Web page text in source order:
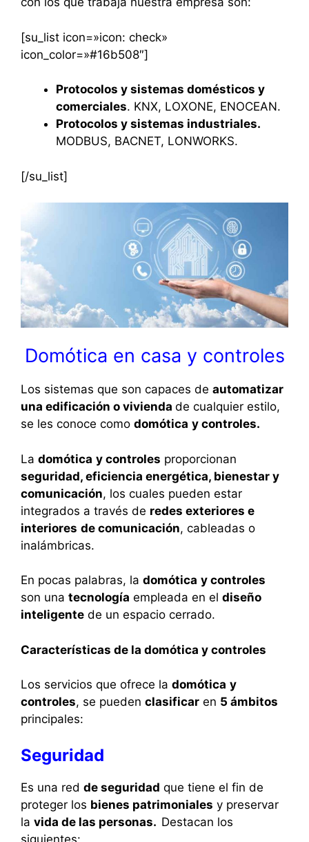
[su_list icon=»icon: check»
icon_color=»#16b508″]
Protocolos y sistemas domésticos y
comerciales. KNX, LOXONE, ENOCEAN.
Protocolos y sistemas industriales.
MODBUS, BACNET, LONWORKS.
[/su_list]
Domótica en casa y controles
Los sistemas que son capaces de automatizar
una edificación o vivienda de cualquier estilo,
se les conoce como domótica y controles.
La domótica y controles proporcionan
seguridad, eficiencia energética, bienestar y
comunicación, los cuales pueden estar
integrados a través de redes exteriores e
interiores de comunicación, cableadas o
inalámbricas.
En pocas palabras, la domótica y controles
son una tecnología empleada en el diseño
inteligente de un espacio cerrado.
Características de la domótica y controles
Los servicios que ofrece la domótica y
controles, se pueden clasificar en 5 ámbitos
principales:
Seguridad
Es una red de seguridad que tiene el fin de
proteger los bienes patrimoniales y preservar
la vida de las personas. Destacan los
siguientes: